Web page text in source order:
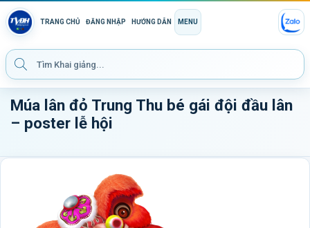
TRANG CHỦ ĐĂNG NHẬP HƯỚNG DẪN MENU
Múa lân đỏ Trung Thu bé gái đội đầu lân
– poster lễ hội